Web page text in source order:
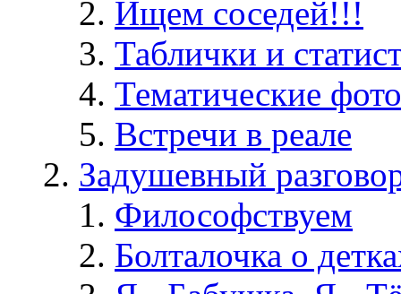
Ищем соседей!!!
Таблички и
Тематические фото
Встречи в реале
Задушевный
Философствуем
Болталочка о